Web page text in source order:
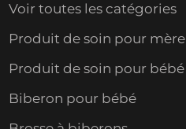
Voir toutes les catégories
Produit de soin pour mère
Produit de soin pour bébé
Biberon pour bébé